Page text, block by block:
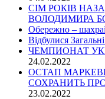
СІМ РОКІВ
ВОЛОДИМИРА
Обережно –
Відбулися
ЧЕМПИОНАТ
24.02.2022
ОСТАП
СОХРАНИТЬ
23.02.2022